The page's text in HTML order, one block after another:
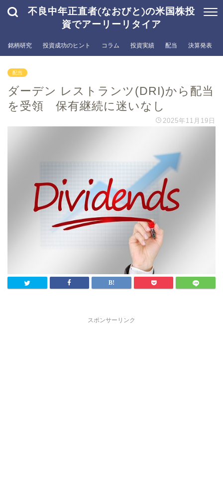
不良中年正直者(なおびと)の米国株投
資でアーリーリタイア
銘柄研究 投資成功のヒント コラム 投資実績 配当 決算発表
配当
ダーデン レストランツ(DRI)から配当
を受領 保有継続に迷いなし
2025年11月19日
スポンサーリンク